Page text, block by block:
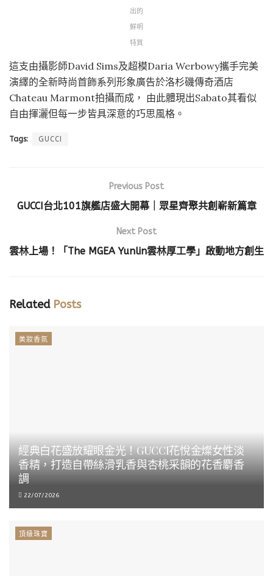
出的
鮮明
特質
這支由攝影師David Sims及超模Daria Werbowy攜手完美
演繹的全新時尚首飾系列形象廣告於洛杉磯傳奇酒店
Chateau Marmont拍攝而成， 由此體現出Sabato其看似
自由揮灑但每一步皆具深意的巧思風格。
Tags: GUCCI
Previous Post
GUCCI台北101旗艦店盛大開幕｜眾星齊聚共創嶄新篇章
Next Post
雲林上場！「The MGEA Yunlin雲林厚工學」啟動地方創生
RelatedPosts
美妝香氛
經典白花盛放耀眼金光！GUCCI花悅金燦女性淡
香精，打造自帶絲滑乳香與杏桃采韻的花香麝香
調
22/07/2026
頂級珠寶